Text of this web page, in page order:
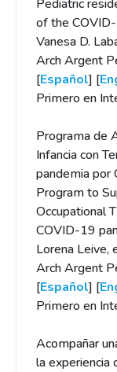
Pediatric
of the
Vanesa D.
Arch Argent
[Español] [
Primero en
Programa de
Infancia con
pandemia por
Program to
Occupational
COVID-19
Lorena Leive,
Arch Argent
[Español] [
Primero en
Acompañar
la experiencia